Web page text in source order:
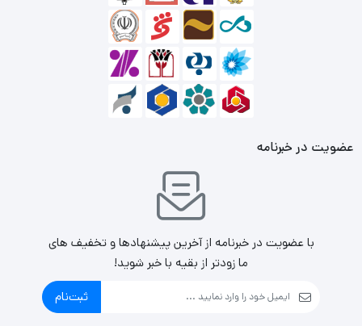
عضویت در خبرنامه
با عضویت در خبرنامه از آخرین پیشنهادها و تخفیف های
ما زودتر از بقیه با خبر شوید!
ثبت‌نام